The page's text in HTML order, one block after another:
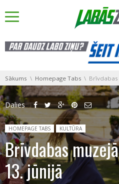
You are here:
Sākums Homepage Tabs Brīvdabas muzejā Jāņus
Dalies
Posted in:
HOMEPAGE TABS KULTŪRA
Brīvdabas
13. jūnijā